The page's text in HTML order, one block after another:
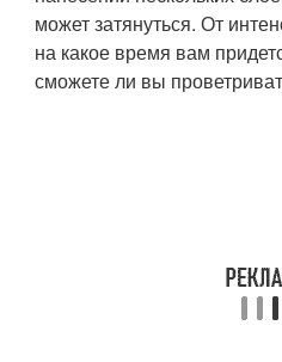
может затянуться. От
на какое время вам
сможете ли вы